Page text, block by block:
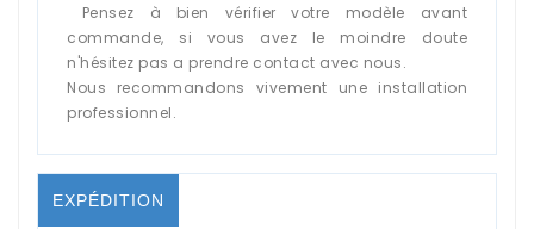
Pensez à bien vérifier votre modèle avant
commande, si vous avez le moindre doute
n'hésitez pas a prendre contact avec nous.
Nous recommandons vivement une installation
professionnel.
EXPÉDITION